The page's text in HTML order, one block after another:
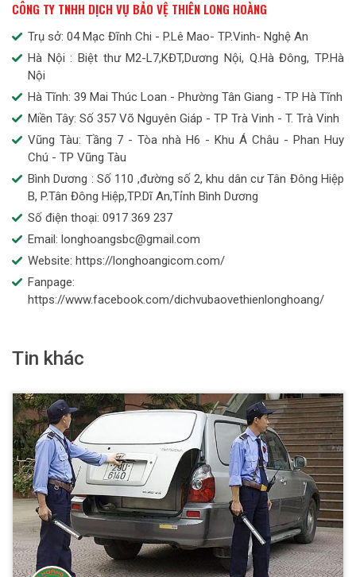
CÔNG TY TNHH DỊCH VỤ BẢO VỆ THIÊN LONG HOÀNG
Trụ sở: 04 Mạc Đĩnh Chi - P.Lê Mao- TP.Vinh- Nghệ An
Hà Nội : Biệt thư M2-L7,KĐT,Dương Nội, Q.Hà Đông, TP.Hà
Nội
Hà Tĩnh: 39 Mai Thúc Loan - Phường Tân Giang - TP Hà Tĩnh
Miền Tây: Số 357 Võ Nguyên Giáp - TP Trà Vinh - T. Trà Vinh
Vũng Tàu: Tầng 7 - Tòa nhà H6 - Khu Á Châu - Phan Huy
Chú - TP Vũng Tàu
Bình Dương : Số 110 ,đường số 2, khu dân cư Tân Đông Hiệp
B, P.Tân Đông Hiệp,TP.Dĩ An,Tỉnh Bình Dương
Số điện thoại: 0917 369 237
Email: longhoangsbc@gmail.com
Website: https://longhoangicom.com/
Fanpage:
https://www.facebook.com/dichvubaovethienlonghoang/
Tin khác